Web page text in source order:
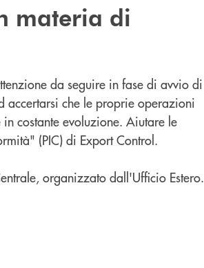
materia di
da seguire in fase di avvio di
accertarsi che le proprie operazioni
costante evoluzione. Aiutare le
(PIC) di Export Control.
organizzato dall'Ufficio Estero.